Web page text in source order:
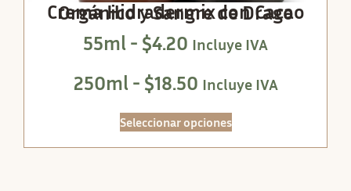
Crema Hidradermix con Cacao Orgánico y Sangre de Drago
55ml - $4.20 Incluye IVA
250ml - $18.50 Incluye IVA
Seleccionar opciones